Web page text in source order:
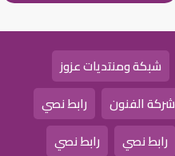
شبكة ومنتديات عزوز
شركة الفنون
رابط نصي
رابط نصي
رابط نصي